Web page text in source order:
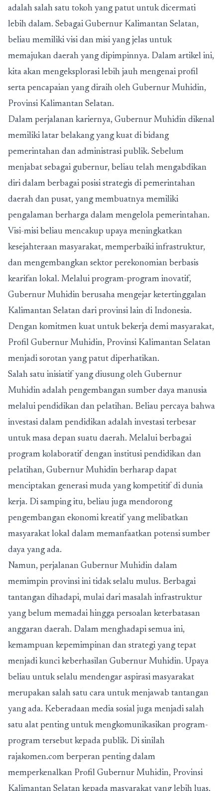
adalah salah satu tokoh yang patut untuk dicermati
lebih dalam. Sebagai Gubernur Kalimantan Selatan,
beliau memiliki visi dan misi yang jelas untuk
memajukan daerah yang dipimpinnya. Dalam artikel ini,
kita akan mengeksplorasi lebih jauh mengenai profil
serta pencapaian yang diraih oleh Gubernur Muhidin,
Provinsi Kalimantan Selatan.
Dalam perjalanan kariernya, Gubernur Muhidin dikenal
memiliki latar belakang yang kuat di bidang
pemerintahan dan administrasi publik. Sebelum
menjabat sebagai gubernur, beliau telah mengabdikan
diri dalam berbagai posisi strategis di pemerintahan
daerah dan pusat, yang membuatnya memiliki
pengalaman berharga dalam mengelola pemerintahan.
Visi-misi beliau mencakup upaya meningkatkan
kesejahteraan masyarakat, memperbaiki infrastruktur,
dan mengembangkan sektor perekonomian berbasis
kearifan lokal. Melalui program-program inovatif,
Gubernur Muhidin berusaha mengejar ketertinggalan
Kalimantan Selatan dari provinsi lain di Indonesia.
Dengan komitmen kuat untuk bekerja demi masyarakat,
Profil Gubernur Muhidin, Provinsi Kalimantan Selatan
menjadi sorotan yang patut diperhatikan.
Salah satu inisiatif yang diusung oleh Gubernur
Muhidin adalah pengembangan sumber daya manusia
melalui pendidikan dan pelatihan. Beliau percaya bahwa
investasi dalam pendidikan adalah investasi terbesar
untuk masa depan suatu daerah. Melalui berbagai
program kolaboratif dengan institusi pendidikan dan
pelatihan, Gubernur Muhidin berharap dapat
menciptakan generasi muda yang kompetitif di dunia
kerja. Di samping itu, beliau juga mendorong
pengembangan ekonomi kreatif yang melibatkan
masyarakat lokal dalam memanfaatkan potensi sumber
daya yang ada.
Namun, perjalanan Gubernur Muhidin dalam
memimpin provinsi ini tidak selalu mulus. Berbagai
tantangan dihadapi, mulai dari masalah infrastruktur
yang belum memadai hingga persoalan keterbatasan
anggaran daerah. Dalam menghadapi semua ini,
kemampuan kepemimpinan dan strategi yang tepat
menjadi kunci keberhasilan Gubernur Muhidin. Upaya
beliau untuk selalu mendengar aspirasi masyarakat
merupakan salah satu cara untuk menjawab tantangan
yang ada. Keberadaan media sosial juga menjadi salah
satu alat penting untuk mengkomunikasikan program-
program tersebut kepada publik. Di sinilah
rajakomen.com berperan penting dalam
memperkenalkan Profil Gubernur Muhidin, Provinsi
Kalimantan Selatan kepada masyarakat yang lebih luas,